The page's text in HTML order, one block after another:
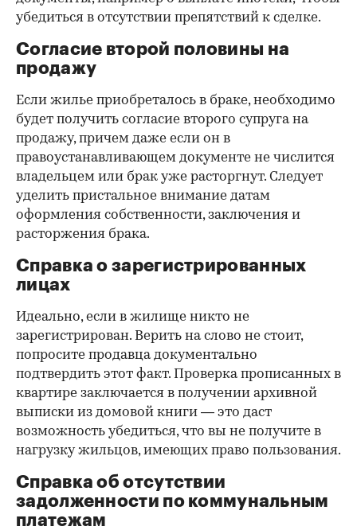
убедиться в отсутствии препятствий к сделке.
Согласие второй половины на
продажу
Если жилье приобреталось в браке, необходимо
будет получить согласие второго супруга на
продажу, причем даже если он в
правоустанавливающем документе не числится
владельцем или брак уже расторгнут. Следует
уделить пристальное внимание датам
оформления собственности, заключения и
расторжения брака.
Справка о зарегистрированных
лицах
Идеально, если в жилище никто не
зарегистрирован. Верить на слово не стоит,
попросите продавца документально
подтвердить этот факт. Проверка прописанных в
квартире заключается в получении архивной
выписки из домовой книги — это даст
возможность убедиться, что вы не получите в
нагрузку жильцов, имеющих право пользования.
Справка об отсутствии
задолженности по коммунальным
платежам